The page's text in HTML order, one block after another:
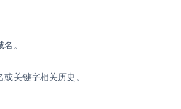
。
关键字相关历史。